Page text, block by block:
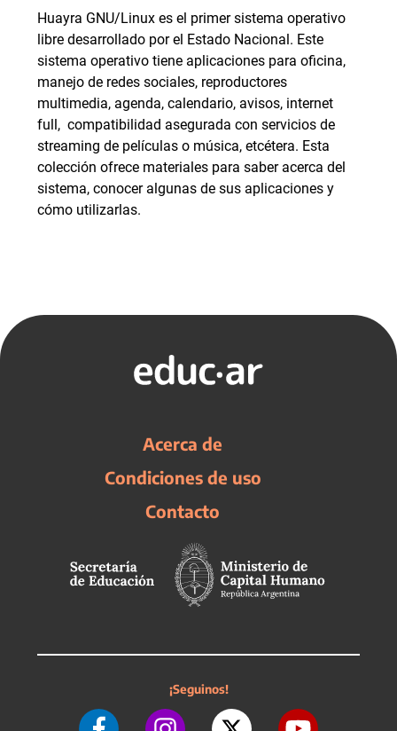
Huayra GNU/Linux es el primer sistema operativo
libre desarrollado por el Estado Nacional. Este
sistema operativo tiene aplicaciones para oficina,
manejo de redes sociales, reproductores
multimedia, agenda, calendario, avisos, internet
full, compatibilidad asegurada con servicios de
streaming de películas o música, etcétera. Esta
colección ofrece materiales para saber acerca del
sistema, conocer algunas de sus aplicaciones y
cómo utilizarlas.
Acerca de
Condiciones de uso
Contacto
¡Seguinos!